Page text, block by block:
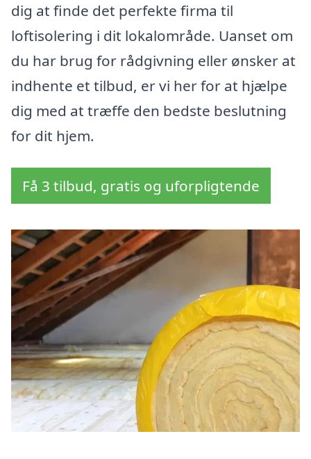
dig at finde det perfekte firma til
loftisolering i dit lokalområde. Uanset om
du har brug for rådgivning eller ønsker at
indhente et tilbud, er vi her for at hjælpe
dig med at træffe den bedste beslutning
for dit hjem.
Få 3 tilbud, gratis og uforpligtende